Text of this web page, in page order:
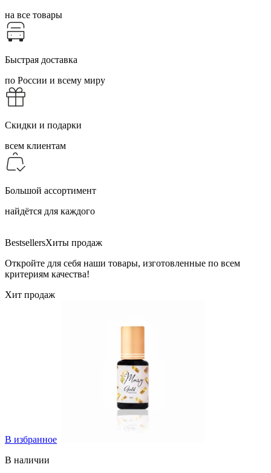
на все товары
Быстрая доставка
по России и всему миру
Скидки и подарки
всем клиентам
Большой ассортимент
найдётся для каждого
BestsellersХиты продаж
Откройте для себя наши товары, изготовленные по всем
критериям качества!
Хит продаж
В избранное
В наличии